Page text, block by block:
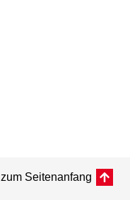
zum Seitenanfang